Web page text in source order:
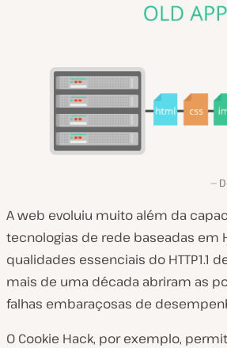
A web evoluiu muito além da
tecnologias de rede baseadas em
qualidades essenciais do HTTP1.1
mais de uma década abriram as
falhas embaraçosas de
O Cookie Hack, por exemplo,